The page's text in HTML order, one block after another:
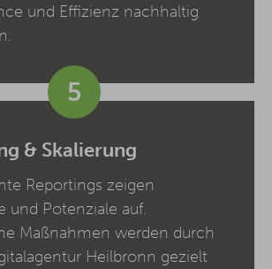
und Effizienz nachhaltig
5
& Skalierung
Reportings zeigen
und Potenziale auf.
Maßnahmen werden durch
Heilbronn gezielt